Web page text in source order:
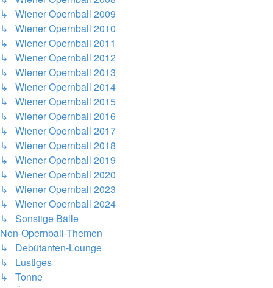
↳ Wiener Opernball 2009
↳ Wiener Opernball 2010
↳ Wiener Opernball 2011
↳ Wiener Opernball 2012
↳ Wiener Opernball 2013
↳ Wiener Opernball 2014
↳ Wiener Opernball 2015
↳ Wiener Opernball 2016
↳ Wiener Opernball 2017
↳ Wiener Opernball 2018
↳ Wiener Opernball 2019
↳ Wiener Opernball 2020
↳ Wiener Opernball 2023
↳ Wiener Opernball 2024
↳ Sonstige Bälle
Non-Opernball-Themen
↳ Debütanten-Lounge
↳ Lustiges
↳ Tonne